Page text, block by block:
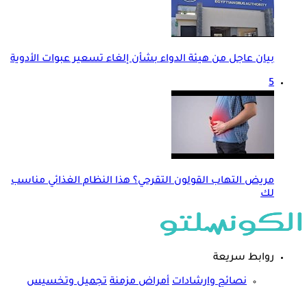
بيان عاجل من هيئة الدواء بشأن إلغاء تسعير عبوات الأدوية
5
مريض التهاب القولون التقرحي؟ هذا النظام الغذائي مناسب
لك
روابط سريعة
نصائح وارشادات أمراض مزمنة تجميل وتخسيس